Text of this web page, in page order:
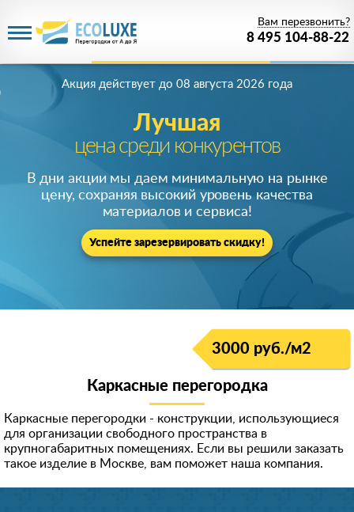
8 495 104-88-22
Вам перезвонить?
Лучшая
цена среди конкурентов
Акция действует до 08 августа 2026 года
В дни акции мы даем минимальную на рынке
цену, сохраняя высокий уровень качества
материалов и сервиса!
Успейте зарезервировать скидку!
3000 руб./м2
Каркасные перегородка
Каркасные перегородки - конструкции, использующиеся
для организации свободного пространства в
крупногабаритных помещениях. Если вы решили заказать
такое изделие в Москве, вам поможет наша компания.